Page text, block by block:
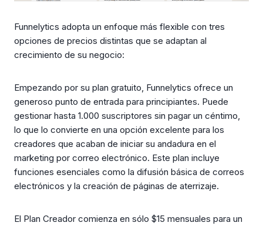
Funnelytics adopta un enfoque más flexible con tres
opciones de precios distintas que se adaptan al
crecimiento de su negocio:
Empezando por su plan gratuito, Funnelytics ofrece un
generoso punto de entrada para principiantes. Puede
gestionar hasta 1.000 suscriptores sin pagar un céntimo,
lo que lo convierte en una opción excelente para los
creadores que acaban de iniciar su andadura en el
marketing por correo electrónico. Este plan incluye
funciones esenciales como la difusión básica de correos
electrónicos y la creación de páginas de aterrizaje.
El Plan Creador comienza en sólo $15 mensuales para un